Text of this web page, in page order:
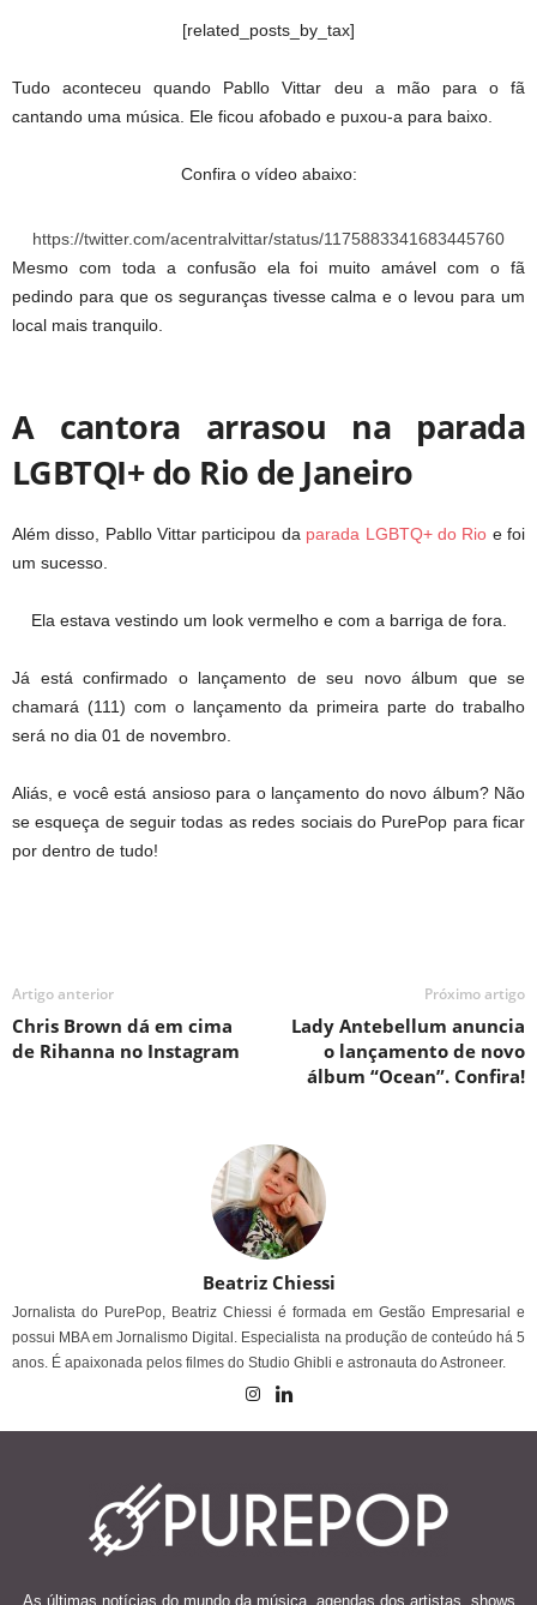
[related_posts_by_tax]
Tudo aconteceu quando Pabllo Vittar deu a mão para o fã
cantando uma música. Ele ficou afobado e puxou-a para baixo.
Confira o vídeo abaixo:
https://twitter.com/acentralvittar/status/1175883341683445760
Mesmo com toda a confusão ela foi muito amável com o fã
pedindo para que os seguranças tivesse calma e o levou para um
local mais tranquilo.
A cantora arrasou na parada
LGBTQI+ do Rio de Janeiro
Além disso, Pabllo Vittar participou da parada LGBTQ+ do Rio e foi
um sucesso.
Ela estava vestindo um look vermelho e com a barriga de fora.
Já está confirmado o lançamento de seu novo álbum que se
chamará (111) com o lançamento da primeira parte do trabalho
será no dia 01 de novembro.
Aliás, e você está ansioso para o lançamento do novo álbum? Não
se esqueça de seguir todas as redes sociais do PurePop para ficar
por dentro de tudo!
Artigo anterior
Chris Brown dá em cima
de Rihanna no Instagram
Próximo artigo
Lady Antebellum anuncia
o lançamento de novo
álbum “Ocean”. Confira!
Beatriz Chiessi
Jornalista do PurePop, Beatriz Chiessi é formada em Gestão Empresarial e
possui MBA em Jornalismo Digital. Especialista na produção de conteúdo há 5
anos. É apaixonada pelos filmes do Studio Ghibli e astronauta do Astroneer.
As últimas notícias do mundo da música, agendas dos artistas, shows